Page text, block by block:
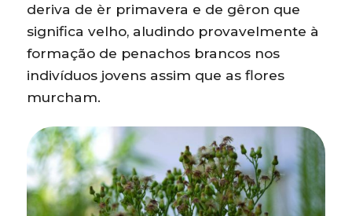
deriva de èr primavera e de gêron que
significa velho, aludindo provavelmente à
formação de penachos brancos nos
indivíduos jovens assim que as flores
murcham.